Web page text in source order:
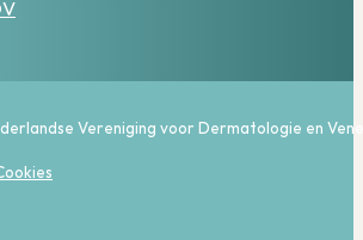
Vereniging voor Dermatologie en